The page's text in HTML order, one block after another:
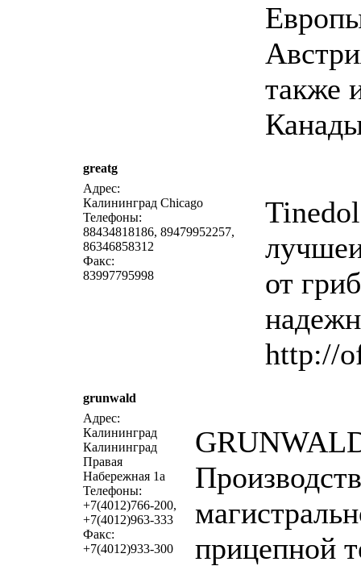
также
greatg
Адрес:
Калининград Chicago
Телефоны:
88434818186, 89479952257,
86346858312
Факс:
83997795998
от
http://
grunwald
Адрес:
Калининград
Калининград
Правая
Набережная 1а
Телефоны:
+7(4012)766-200,
+7(4012)963-333
Факс:
+7(4012)933-300
прицепной